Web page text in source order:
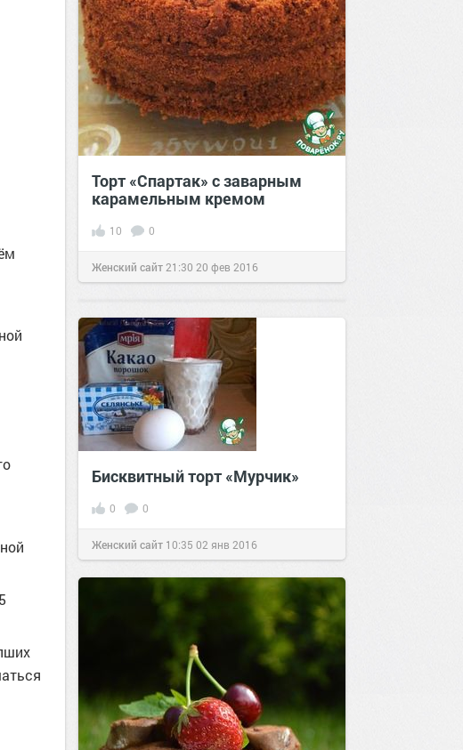
Торт «Спартак» с заварным
карамельным кремом
10 0
Женский сайт 21:30 20 фев 2016
Бисквитный торт «Мурчик»
0 0
Женский сайт 10:35 02 янв 2016